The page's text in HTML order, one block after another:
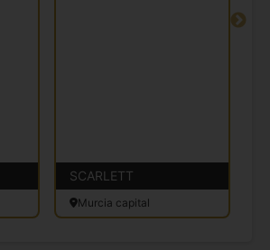
SCARLETT
Murcia capital